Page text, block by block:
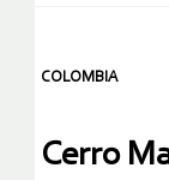
COLOMBIA
Cerro